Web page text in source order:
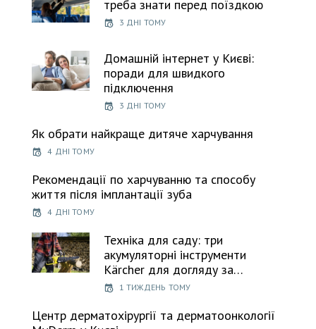
треба знати перед поїздкою
3 ДНІ ТОМУ
Домашній інтернет у Києві:
поради для швидкого
підключення
3 ДНІ ТОМУ
Як обрати найкраще дитяче харчування
4 ДНІ ТОМУ
Рекомендації по харчуванню та способу
життя після імплантації зуба
4 ДНІ ТОМУ
Техніка для саду: три
акумуляторні інструменти
Kärcher для догляду за…
1 ТИЖДЕНЬ ТОМУ
Центр дерматохірургії та дерматоонкології